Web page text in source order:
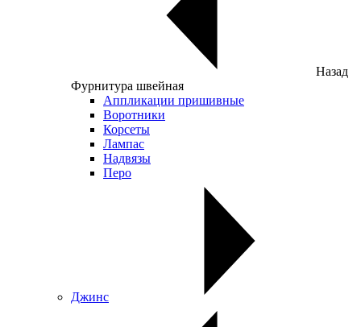
Назад
Фурнитура швейная
Аппликации пришивные
Воротники
Корсеты
Лампас
Надвязы
Перо
Джинс